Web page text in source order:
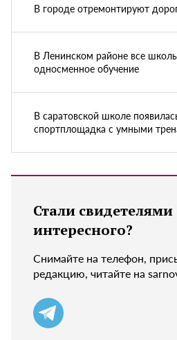
В городе отремонтируют
В Ленинском районе все
односменное обучение
В саратовской школе
спортплощадка с умными
Стали свидетелями
интересного?
Снимайте на телефон,
редакцию, читайте на